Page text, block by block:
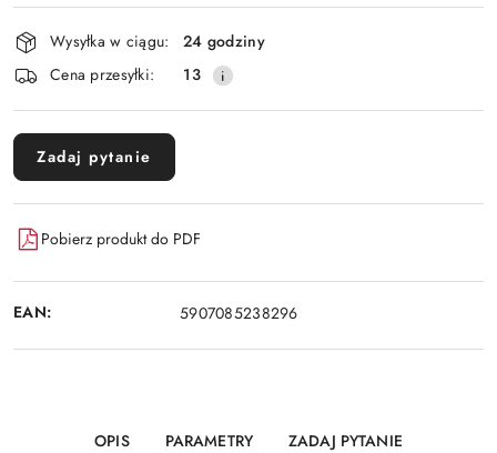
Dostępność
i
dostawa
Wysyłka w ciągu:
24 godziny
Cena przesyłki:
13
Zadaj pytanie
Pobierz produkt do PDF
EAN: 5907085238296
OPIS PARAMETRY ZADAJ PYTANIE